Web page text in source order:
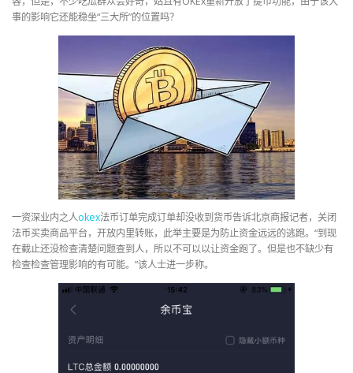
事的影响它还能稳坐“三大所”的位置吗？
一资深业内之人okex法币订单完成订单却没收到货币告诉北京商报记者，关闭
法币买卖商品平台，开放内里转账，此举主要是为防止资金远远的逃跑。“到现
在截止还没检查清楚问题查到人，所以不可以以让资金跑了。但是也不缺少有
检查检查管理影响的有可能。”该人士进一步称。